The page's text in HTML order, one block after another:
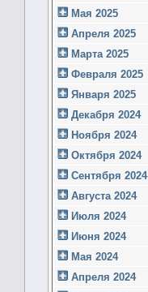
Мая 2025
Апреля 2025
Марта 2025
Февраля 2025
Января 2025
Декабря 2024
Ноября 2024
Октября 2024
Сентября 2024
Августа 2024
Июля 2024
Июня 2024
Мая 2024
Апреля 2024